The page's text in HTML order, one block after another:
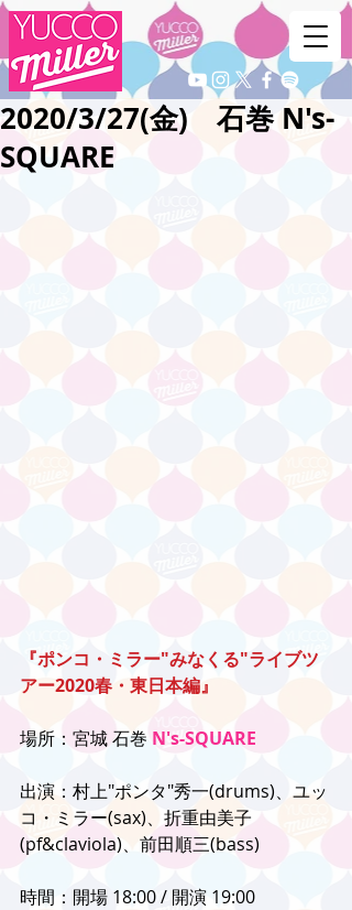
2020/3/27(金) 石巻 N's-
SQUARE
『ポンコ・ミラー"みなくる"ライブツ
アー2020春・東日本編』
場所：宮城 石巻 N's-SQUARE
出演：村上"ポンタ"秀一(drums)、ユッ
コ・ミラー(sax)、折重由美子
(pf&claviola)、前田順三(bass)
時間：開場 18:00 / 開演 19:00